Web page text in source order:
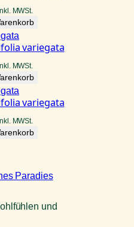
MWSt.
variegata
MWSt.
variegata
MWSt.
und